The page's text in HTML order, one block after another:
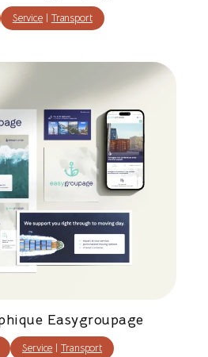
Service | Transport
Easygroupage
Service |Transport